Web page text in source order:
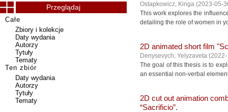
Ostapkowicz, Kinga (2023-05-
This work explores the
detailing the role of women in
2D animated short film
Denysevych, Yelyzaveta (
The goal of this thesis is to
an essential non-verbal
2D cut out animation
“Sacrificio”.
Przeglądaj
Całe
Zbiory i kolekcje
Daty wydania
Autorzy
Tytuły
Tematy
Ten zbiór
Daty wydania
Autorzy
Tytuły
Tematy